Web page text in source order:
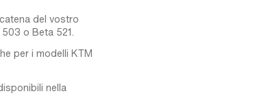
del vostro
o Beta 521.
per i modelli KTM
nella